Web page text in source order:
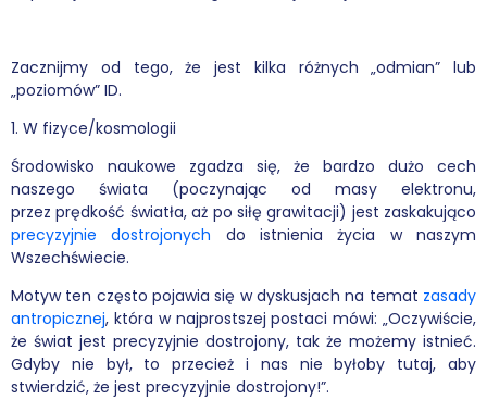
Zacznijmy od tego, że jest kilka różnych „odmian” lub
„poziomów” ID.
1. W fizyce/kosmologii
Środowisko naukowe zgadza się, że bardzo dużo cech
naszego świata (poczynając od masy elektronu,
przez prędkość światła, aż po siłę grawitacji) jest zaskakująco
precyzyjnie dostrojonych do istnienia życia w naszym
Wszechświecie.
Motyw ten często pojawia się w dyskusjach na temat zasady
antropicznej, która w najprostszej postaci mówi: „Oczywiście,
że świat jest precyzyjnie dostrojony, tak że możemy istnieć.
Gdyby nie był, to przecież i nas nie byłoby tutaj, aby
stwierdzić, że jest precyzyjnie dostrojony!”.